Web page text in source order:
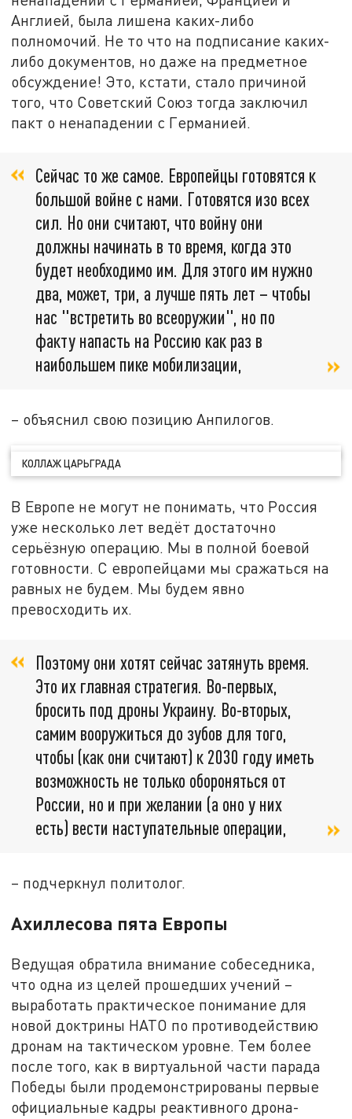
Англией, была лишена каких-либо
полномочий. Не то что на подписание каких-
либо документов, но даже на предметное
обсуждение! Это, кстати, стало причиной
того, что Советский Союз тогда заключил
пакт о ненападении с Германией.
Сейчас то же самое. Европейцы готовятся к
большой войне с нами. Готовятся изо всех
сил. Но они считают, что войну они
должны начинать в то время, когда это
будет необходимо им. Для этого им нужно
два, может, три, а лучше пять лет – чтобы
нас "встретить во всеоружии", но по
факту напасть на Россию как раз в
наибольшем пике мобилизации,
– объяснил свою позицию Анпилогов.
КОЛЛАЖ ЦАРЬГРАДА
В Европе не могут не понимать, что Россия
уже несколько лет ведёт достаточно
серьёзную операцию. Мы в полной боевой
готовности. С европейцами мы сражаться на
равных не будем. Мы будем явно
превосходить их.
Поэтому они хотят сейчас затянуть время.
Это их главная стратегия. Во-первых,
бросить под дроны Украину. Во-вторых,
самим вооружиться до зубов для того,
чтобы (как они считают) к 2030 году иметь
возможность не только обороняться от
России, но и при желании (а оно у них
есть) вести наступательные операции,
– подчеркнул политолог.
Ахиллесова пята Европы
Ведущая обратила внимание собеседника,
что одна из целей прошедших учений –
выработать практическое понимание для
новой доктрины НАТО по противодействию
дронам на тактическом уровне. Тем более
после того, как в виртуальной части парада
Победы были продемонстрированы первые
официальные кадры реактивного дрона-